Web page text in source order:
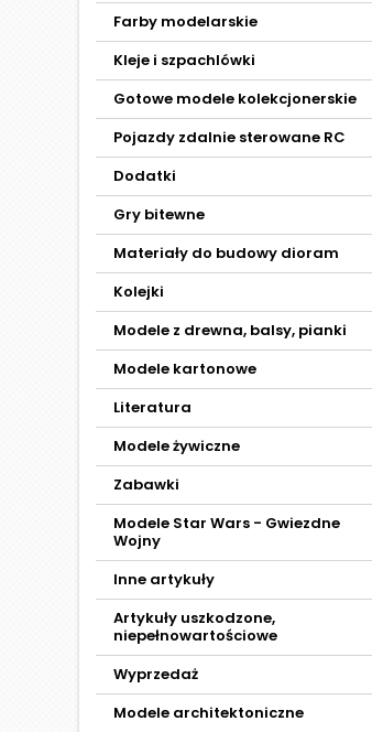
Farby modelarskie
Kleje i szpachlówki
Gotowe modele kolekcjonerskie
Pojazdy zdalnie sterowane RC
Dodatki
Gry bitewne
Materiały do budowy dioram
Kolejki
Modele z drewna, balsy, pianki
Modele kartonowe
Literatura
Modele żywiczne
Zabawki
Modele Star Wars - Gwiezdne
Wojny
Inne artykuły
Artykuły uszkodzone,
niepełnowartościowe
Wyprzedaż
Modele architektoniczne